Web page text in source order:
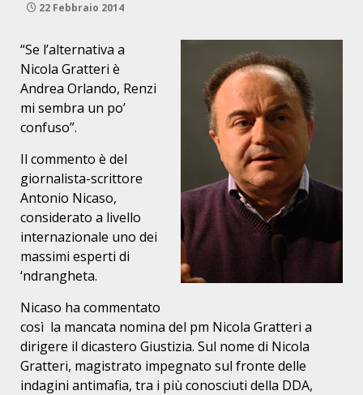
22 Febbraio 2014
“Se l’alternativa a
Nicola Gratteri è
Andrea Orlando, Renzi
mi sembra un po’
confuso”.
Il commento è del
giornalista-scrittore
Antonio Nicaso,
considerato a livello
internazionale uno dei
massimi esperti di
‘ndrangheta.
Nicaso ha commentato
così la mancata nomina del pm Nicola Gratteri a
dirigere il dicastero Giustizia. Sul nome di Nicola
Gratteri, magistrato impegnato sul fronte delle
indagini antimafia, tra i più conosciuti della DDA,